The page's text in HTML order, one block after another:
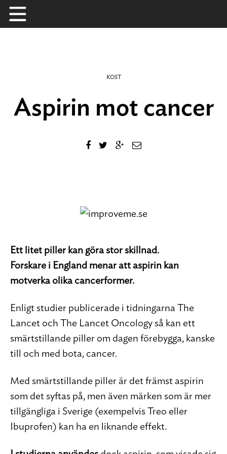
Skip
to
KOST
Aspirin mot cancer
Ett litet piller kan göra stor skillnad.
Forskare i England menar att aspirin kan
motverka olika cancerformer.
Enligt studier publicerade i tidningarna The
Lancet och The Lancet Oncology så kan ett
smärtstillande piller om dagen förebygga, kanske
till och med bota, cancer.
Med smärtstillande piller är det främst aspirin
som det syftas på, men även märken som är mer
tillgängliga i Sverige (exempelvis Treo eller
Ibuprofen) kan ha en liknande effekt.